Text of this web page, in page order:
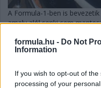
formula.hu - Do Not
Information
If you wish to opt-out of
processing of your
A Formula-1-ben is
amely alól senki sem
nem kell aggódnia,
a vakcinát.
2021. december 16. csütörtök, 17:21